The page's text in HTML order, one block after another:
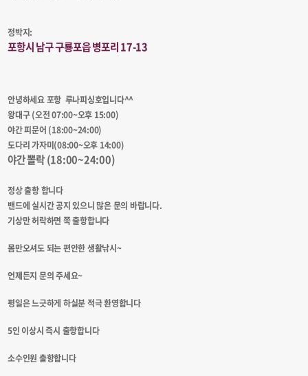
정박지:
포항시 남구 구룡포읍 병포리 17-13
안녕하세요 포항 루나피싱호입니다^^
왕대구 (오전 07:00~오후 15:00)
야간 피문어 (18:00~24:00)
도다리 가자미(08:00~오후 14:00)
야간 뽈락 (18:00~24:00)
정상 출항 합니다
밴드에 실시간 공지 있으니 많은 문의 바랍니다. ​
기상만 허락하면 쭉 출항합니다
몸만오셔도 되는 편안한 생활낚시~
언제든지 문의 주세요~
평일은 느긋하게 하실분 적극 환영합니다
5인 이상시 즉시 출항합니다
소수인원 출항합니다